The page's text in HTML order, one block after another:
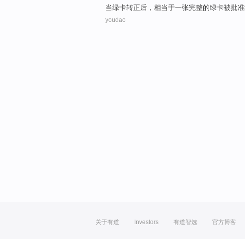
当绿卡转正后 ，相当于一张完整的绿卡被批准
youdao
关于有道 Investors 有道智选 官方博客